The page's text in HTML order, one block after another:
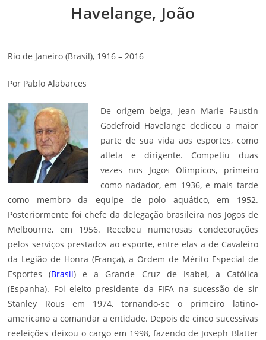
Havelange, João
Rio de Janeiro (Brasil), 1916 – 2016
Por Pablo Alabarces
De origem belga, Jean Marie Faustin
Godefroid Havelange dedicou a maior
parte de sua vida aos esportes, como
atleta e dirigente. Competiu duas
vezes nos Jogos Olímpicos, primeiro
como nadador, em 1936, e mais tarde
como membro da equipe de polo aquático, em 1952.
Posteriormente foi chefe da delegação brasileira nos Jogos de
Melbourne, em 1956. Recebeu numerosas condecorações
pelos serviços prestados ao esporte, entre elas a de Cavaleiro
da Legião de Honra (França), a Ordem de Mérito Especial de
Esportes (Brasil) e a Grande Cruz de Isabel, a Católica
(Espanha). Foi eleito presidente da FIFA na sucessão de sir
Stanley Rous em 1974, tornando-se o primeiro latino-
americano a comandar a entidade. Depois de cinco sucessivas
reeleições deixou o cargo em 1998, fazendo de Joseph Blatter